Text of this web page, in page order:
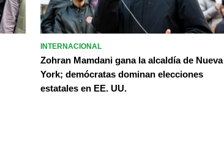
INTERNACIONAL
Zohran Mamdani gana la alcaldía de Nueva
York; demócratas dominan elecciones
estatales en EE. UU.